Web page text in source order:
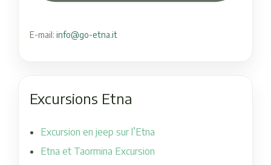
E-mail: info@go-etna.it
Excursions Etna
Excursion en jeep sur l’Etna
Etna et Taormina Excursion